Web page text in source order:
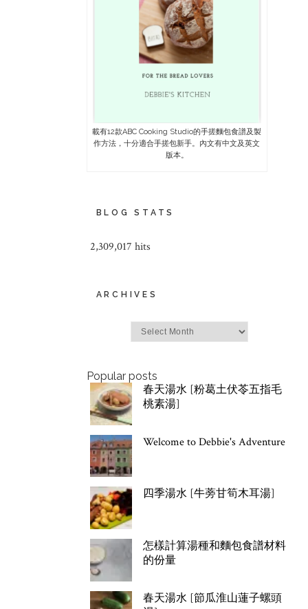
載有12款ABC Cooking Studio的手搓麵包食譜及製
作方法，十分適合手搓包新手。內文有中文及英文
版本。
BLOG STATS
2,309,017 hits
ARCHIVES
Popular posts
春天湯水 [粉葛土伏苓五指毛
桃素湯]
Welcome to Debbie's Adventure
四季湯水 [牛蒡甘筍木耳湯]
怎樣計算湯種和麵包食譜材料
的份量
春天湯水 [節瓜淮山蓮子螺頭